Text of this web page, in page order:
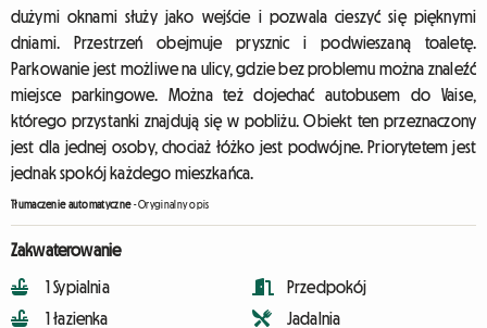
dużymi oknami służy jako wejście i pozwala cieszyć się pięknymi
dniami. Przestrzeń obejmuje prysznic i podwieszaną toaletę.
Parkowanie jest możliwe na ulicy, gdzie bez problemu można znaleźć
miejsce parkingowe. Można też dojechać autobusem do Vaise,
którego przystanki znajdują się w pobliżu. Obiekt ten przeznaczony
jest dla jednej osoby, chociaż łóżko jest podwójne. Priorytetem jest
jednak spokój każdego mieszkańca.
Tłumaczenie automatyczne-Oryginalny opis
Zakwaterowanie
1 Sypialnia
1 łazienka
Przedpokój
Jadalnia